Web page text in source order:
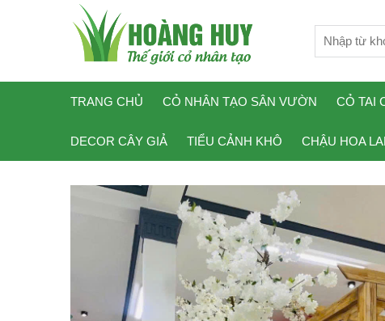
TRANG CHỦ CỎ NHÂN TẠO SÂN VƯỜN CỎ TAI
DECOR CÂY GIẢ TIỂU CẢNH KHÔ CHẬU HOA